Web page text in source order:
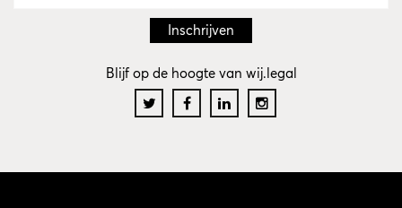
Blijf op de hoogte van wij.legal